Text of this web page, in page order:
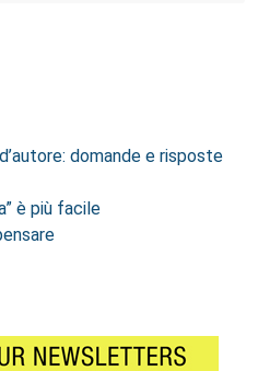
domande e risposte
è più facile